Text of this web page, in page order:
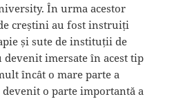
În urma acestor
creștini au fost instruiți
și sute de instituții de
imersate în acest tip
încât o mare parte a
o parte importantă a